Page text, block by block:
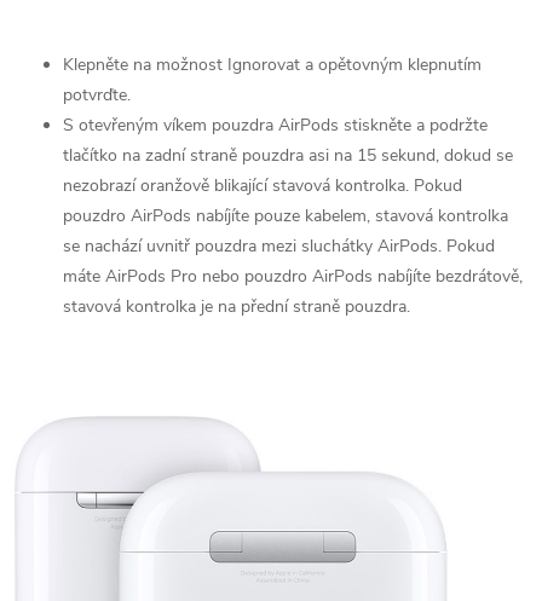
Klepněte na možnost Ignorovat a opětovným klepnutím
potvrďte.
S otevřeným víkem pouzdra AirPods stiskněte a podržte
tlačítko na zadní straně pouzdra asi na 15 sekund, dokud se
nezobrazí oranžově blikající stavová kontrolka. Pokud
pouzdro AirPods nabíjíte pouze kabelem, stavová kontrolka
se nachází uvnitř pouzdra mezi sluchátky AirPods. Pokud
máte AirPods Pro nebo pouzdro AirPods nabíjíte bezdrátově,
stavová kontrolka je na přední straně pouzdra.